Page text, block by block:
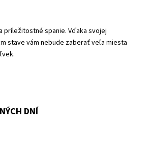
príležitostné spanie. Vďaka svojej
stave vám nebude zaberať veľa miesta
DNÍ